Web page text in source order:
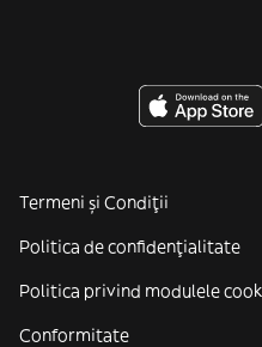
Termeni și Condiții
Politica de confidenţialitate
Politica privind modulele
Conformitate